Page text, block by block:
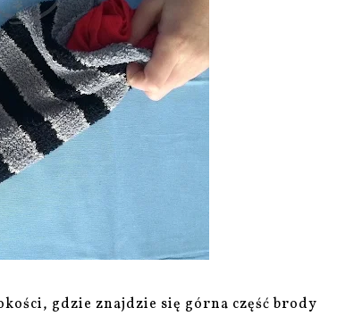
gdzie znajdzie się górna część brody